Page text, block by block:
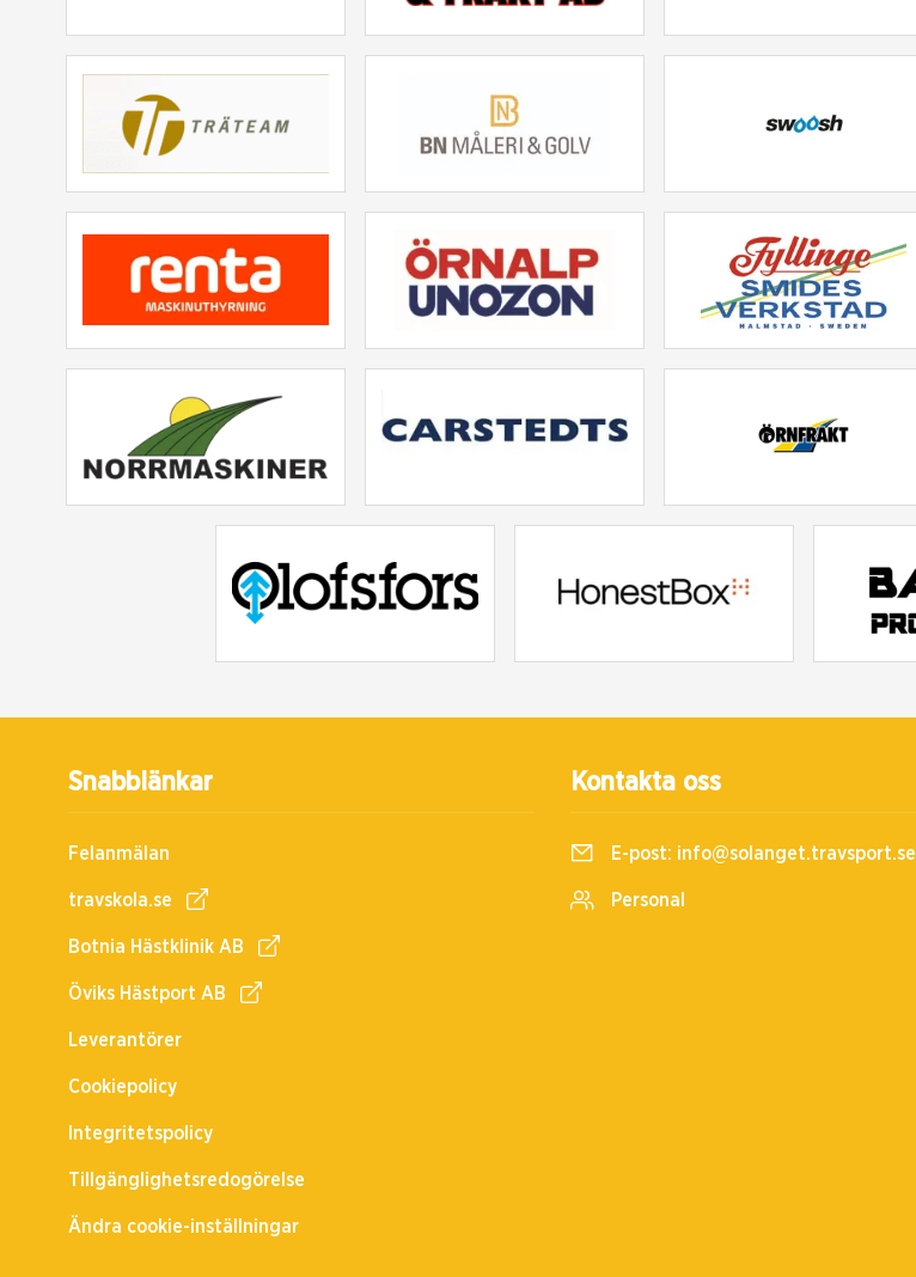
Snabblänkar
Felanmälan
travskola.se
Botnia Hästklinik AB
Öviks Hästport AB
Leverantörer
Cookiepolicy
Integritetspolicy
Tillgänglighetsredogörelse
Ändra cookie-inställningar
Kontakta oss
E-post: info@solanget.travsport.se
Personal